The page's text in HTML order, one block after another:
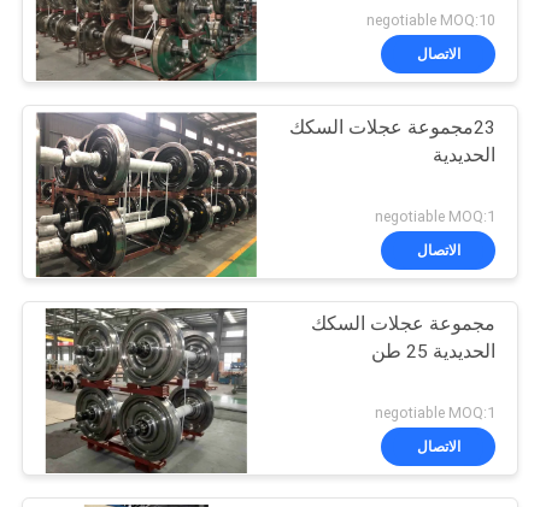
عجلات و محاور عربات
السكك الحديدية
negotiable MOQ:10
الاتصال
23مجموعة عجلات السكك
الحديدية
negotiable MOQ:1
الاتصال
مجموعة عجلات السكك
الحديدية 25 طن
negotiable MOQ:1
الاتصال